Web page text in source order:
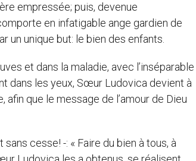
empressée; puis, devenue
en infatigable ange gardien de
un unique but: le bien des enfants.
et dans la maladie, avec l’inséparable
dans les yeux, Sœur Ludovica devient à
que le message de l’amour de Dieu
cesse! -: « Faire du bien à tous, à